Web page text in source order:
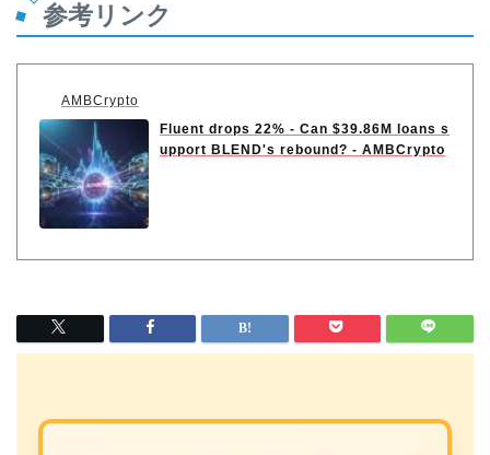
参考リンク
AMBCrypto
Fluent drops 22% - Can $39.86M loans s
upport BLEND's rebound? - AMBCrypto